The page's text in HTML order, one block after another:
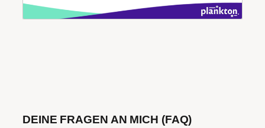
DEINE FRAGEN AN MICH (FAQ)